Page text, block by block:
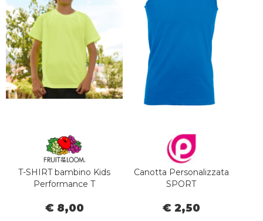
T-SHIRT bambino Kids
Performance T
€ 8,00
Canotta Personalizzata
SPORT
€ 2,50